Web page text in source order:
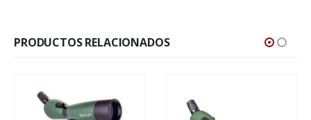
PRODUCTOS RELACIONADOS